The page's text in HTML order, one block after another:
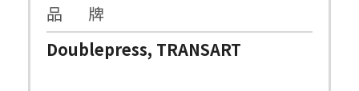
品 牌
Doublepress, TRANSART